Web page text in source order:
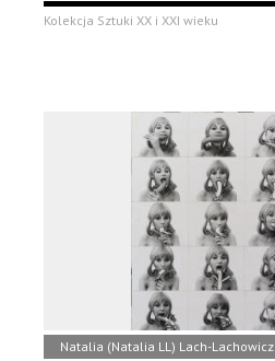
Kolekcja Sztuki XX i XXI wieku
Natalia (Natalia LL) Lach-Lachowicz